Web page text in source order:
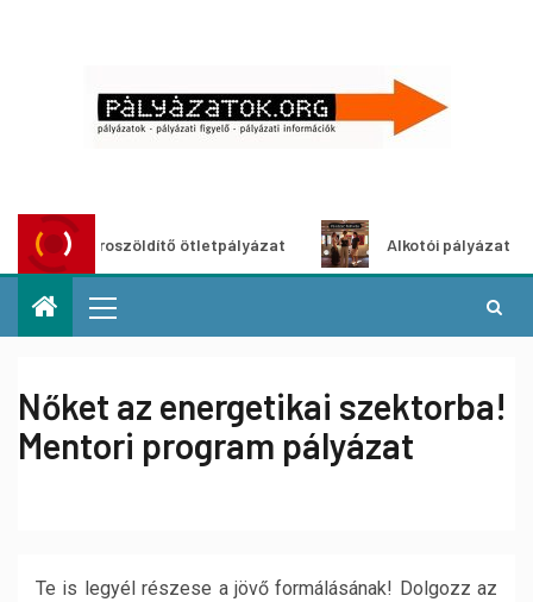
Városzöldítő ötletpályázat Alkotói pályázat
Nőket az energetikai szektorba!
Mentori program pályázat
Te is legyél részese a jövő formálásának! Dolgozz az